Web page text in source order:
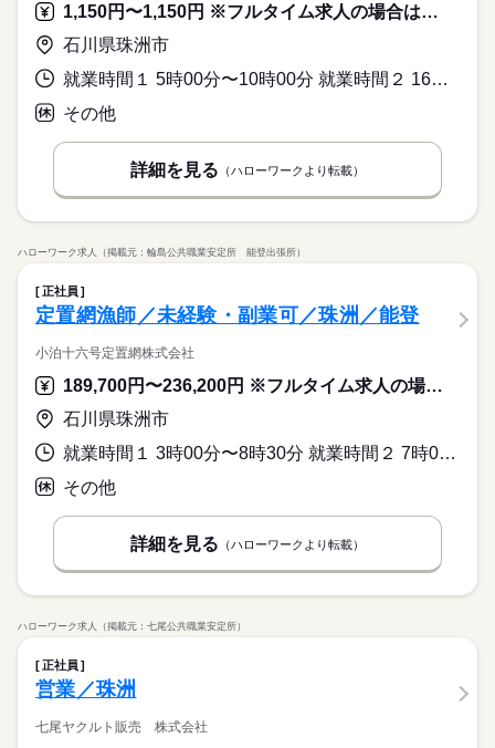
1,150円〜1,150円 ※フルタイム求人の場合は月額（換算額）、パート求人の場合は時間額を表示しています。
石川県珠洲市
就業時間１ 5時00分〜10時00分 就業時間２ 16時00分〜21時00分 就業時間に関する特記事項 就業時間は（１）または（２）のいずれかとなります。
その他
詳細を見る （ハローワークより転載）
ハローワーク求人（掲載元：輪島公共職業安定所 能登出張所）
正社員
定置網漁師／未経験・副業可／珠洲／能登
小泊十六号定置網株式会社
189,700円〜236,200円 ※フルタイム求人の場合は月額（換算額）、パート求人の場合は時間額を表示しています。
石川県珠洲市
就業時間１ 3時00分〜8時30分 就業時間２ 7時00分〜12時00分 就業時間に関する特記事項 （１）は通常の勤務時間
その他
詳細を見る （ハローワークより転載）
ハローワーク求人（掲載元：七尾公共職業安定所）
正社員
営業／珠洲
七尾ヤクルト販売 株式会社